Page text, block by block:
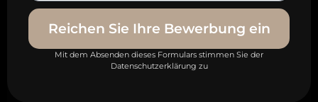
Reichen Sie Ihre Bewerbung ein
Mit dem Absenden dieses Formulars stimmen Sie der
Datenschutzerklärung zu